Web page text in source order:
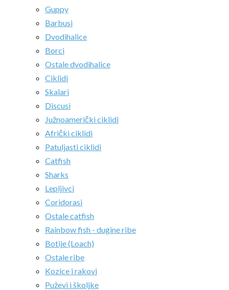
Guppy
Barbusi
Dvodihalice
Borci
Ostale dvodihalice
Ciklidi
Skalari
Discusi
Južnoamerički ciklidi
Afrički ciklidi
Patuljasti ciklidi
Catfish
Sharks
Lepljivci
Coridorasi
Ostale catfish
Rainbow fish - dugine ribe
Botije (Loach)
Ostale ribe
Kozice i rakovi
Puževi i školjke